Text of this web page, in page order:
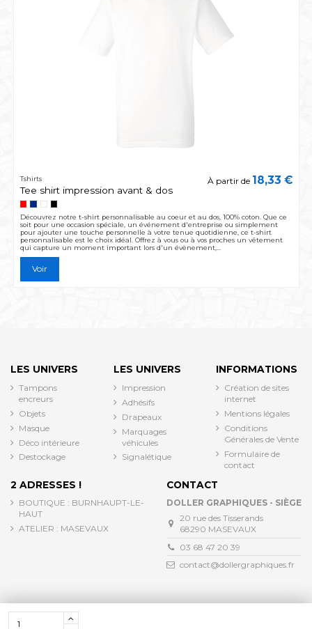
Tshirts
Tee shirt impression avant & dos
À partir de 18,33 €
Découvrez notre t-shirt personnalisable au coeur et au dos, 100% coton. Que ce
soit pour une occasion spéciale, un événement d'entreprise ou simplement
pour ajouter une touche personnelle à votre tenue quotidienne, ce t-shirt
personnalisable est le choix idéal. Offrez à vous ou à vos proches un vêtement
qui capture un moment important lors d'un évènement,...
Voir
LES UNIVERS
Tampons
encreurs
Objets
Masque
Déco intérieure
Destockage
LES UNIVERS
Impression
Adhésifs
Drapeaux
Marquages
véhicules
Signalétique
INFORMATIONS
Création de sites
internet
Mentions légales
Conditions
Générales de Vente
Formulaire de
contact
2 ADRESSES !
BOUTIQUE : BURNHAUPT-LE-
HAUT
ATELIER : MASEVAUX
CONTACT
DOLLER GRAPHIQUES - SIÈGE
20 rue des Tisserands
68290 MASEVAUX
03 68 47 20 39
contact@dollergraphiques.fr